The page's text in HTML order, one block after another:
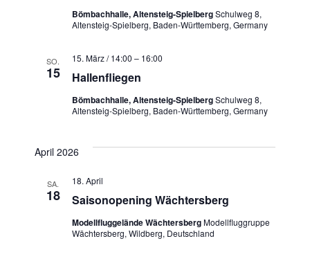
Bömbachhalle, Altensteig-SpielbergSchulweg 8,
Altensteig-Spielberg, Baden-Württemberg, Germany
SO.
15 Hallenfliegen
15. März / 14:00 – 16:00
Bömbachhalle, Altensteig-SpielbergSchulweg 8,
Altensteig-Spielberg, Baden-Württemberg, Germany
April 2026
SA.
18 Saisonopening Wächtersberg
18. April
Modellfluggelände WächtersbergModellfluggruppe
Wächtersberg, Wildberg, Deutschland